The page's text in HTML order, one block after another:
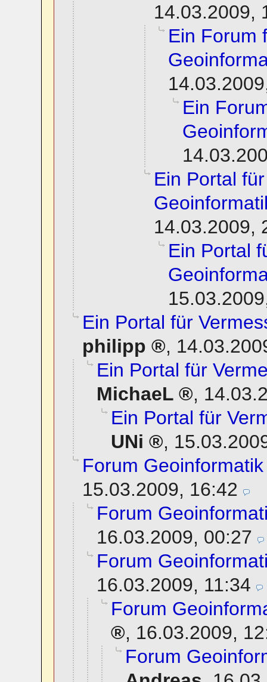
14.03.2009,
Ein Forum
Ein
Ein Portal
14.03.2009,
Ein Portal
Ein Portal für
philipp
,
Ein Portal für
MichaeL
,
Ein Portal für
UNi
,
Forum
15.03.2009, 16:42
Forum
16.03.2009, 00:27
Forum
16.03.2009, 11:34
Forum
, 16.03.2009,
Forum